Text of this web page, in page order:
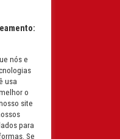
nós e
usa
o
site
para
Se